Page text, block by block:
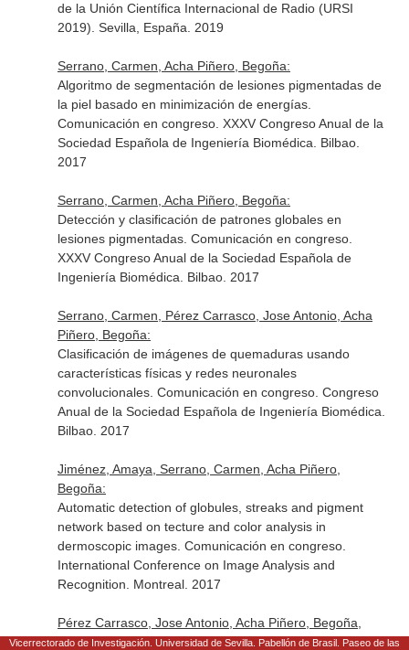
de la Unión Científica Internacional de Radio (URSI
2019). Sevilla, España. 2019
Serrano, Carmen, Acha Piñero, Begoña:
Algoritmo de segmentación de lesiones pigmentadas de
la piel basado en minimización de energías.
Comunicación en congreso. XXXV Congreso Anual de la
Sociedad Española de Ingeniería Biomédica. Bilbao.
2017
Serrano, Carmen, Acha Piñero, Begoña:
Detección y clasificación de patrones globales en
lesiones pigmentadas. Comunicación en congreso.
XXXV Congreso Anual de la Sociedad Española de
Ingeniería Biomédica. Bilbao. 2017
Serrano, Carmen, Pérez Carrasco, Jose Antonio, Acha
Piñero, Begoña:
Clasificación de imágenes de quemaduras usando
características físicas y redes neuronales
convolucionales. Comunicación en congreso. Congreso
Anual de la Sociedad Española de Ingeniería Biomédica.
Bilbao. 2017
Jiménez, Amaya, Serrano, Carmen, Acha Piñero,
Begoña:
Automatic detection of globules, streaks and pigment
network based on tecture and color analysis in
dermoscopic images. Comunicación en congreso.
International Conference on Image Analysis and
Recognition. Montreal. 2017
Pérez Carrasco, Jose Antonio, Acha Piñero, Begoña,
Suárez Mejías, Cristina, Serrano, Carmen:
Vicerrectorado de Investigación. Universidad de Sevilla. Pabellón de Brasil. Paseo de las